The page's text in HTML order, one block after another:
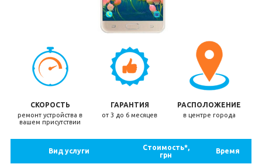
СКОРОСТЬ
ремонт устройства в
вашем присутствии
ГАРАНТИЯ
от 3 до 6 месяцев
РАСПОЛОЖЕНИЕ
в центре города
Вид услуги
Стоимость*,
грн
Время